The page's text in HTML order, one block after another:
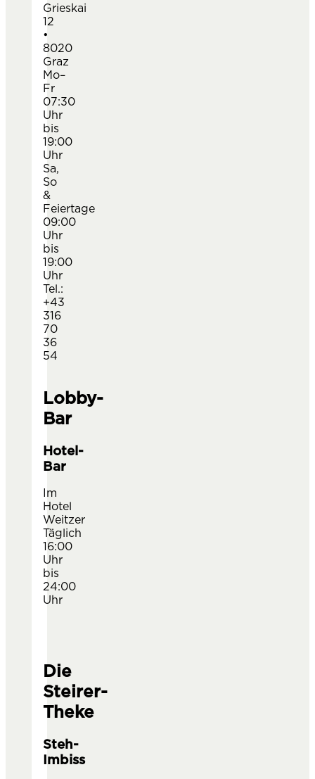
Grieskai
12
•
8020
Graz
Mo–
Fr
07:30
Uhr
bis
19:00
Uhr
Sa,
So
&
Feiertage
09:00
Uhr
bis
19:00
Uhr
Tel.:
+43
316
70
36
54
PREVIOUS SLIDE
NEXT SLIDE
Lobby-
Bar
Hotel-
Bar
Im
Hotel
Weitzer
Täglich
16:00
Uhr
bis
24:00
Uhr
PREVIOUS SLIDE
NEXT SLIDE
Die
Steirer-
Theke
Steh-
Imbiss